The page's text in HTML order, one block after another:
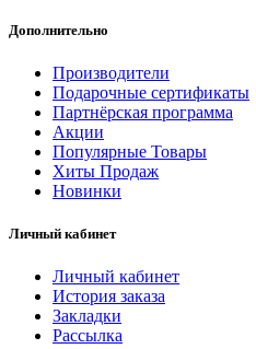
Дополнительно
Производители
Подарочные сертификаты
Партнёрская программа
Акции
Популярные Товары
Хиты Продаж
Новинки
Личный кабинет
Личный кабинет
История заказа
Закладки
Рассылка